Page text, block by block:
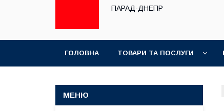
ПАРАД-ДНЕПР
ГОЛОВНА ТОВАРИ ТА ПОСЛУГИ